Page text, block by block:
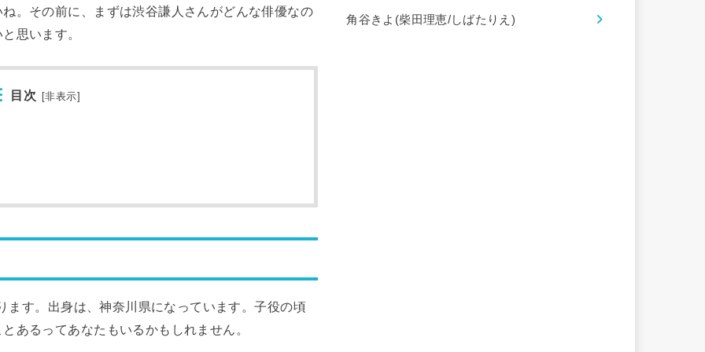
。その前に、まずは渋谷謙人さんがどんな俳優なの
思います。
目次 [非表示
す。出身は、神奈川県になっています。子役の頃
あるってあなたもいるかもしれません。
角谷きよ(柴田理恵/しばたりえ)